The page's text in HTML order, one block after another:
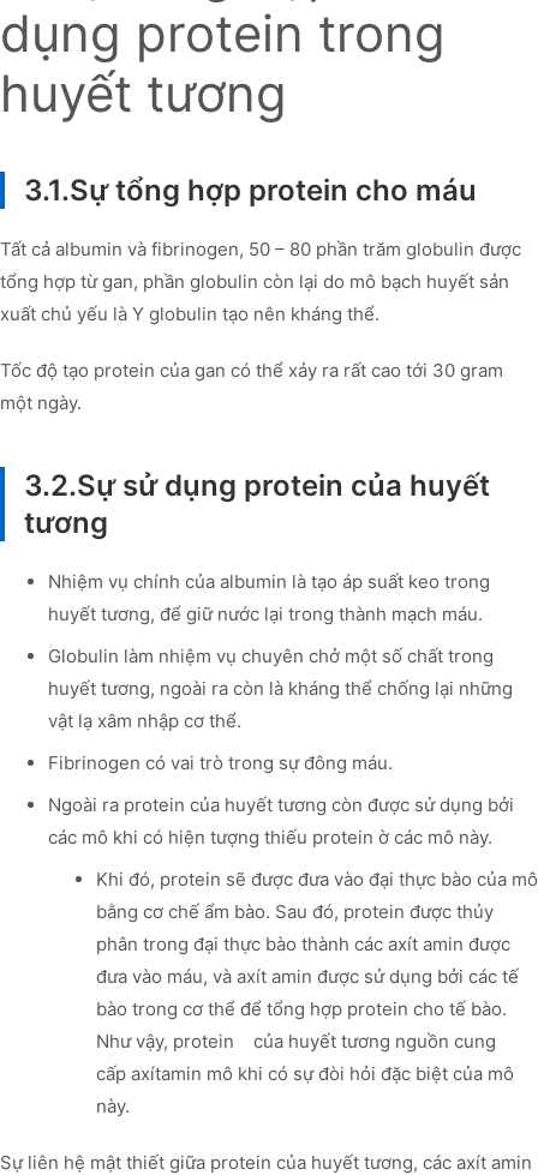
dụng protein trong
huyết tương
3.1.Sự tổng hợp protein cho máu
Tất cả albumin và fibrinogen, 50 – 80 phần trăm globulin được
tổng hợp từ gan, phần globulin còn lại do mô bạch huyết sản
xuất chủ yếu là Y globulin tạo nên kháng thể.
Tốc độ tạo protein của gan có thể xảy ra rất cao tới 30 gram
một ngày.
3.2.Sự sử dụng protein của huyết
tương
Nhiệm vụ chính của albumin là tạo áp suất keo trong
huyết tương, để giữ nước lại trong thành mạch máu.
Globulin làm nhiệm vụ chuyên chở một số chất trong
huyết tương, ngoài ra còn là kháng thể chống lại những
vật lạ xâm nhập cơ thể.
Fibrinogen có vai trò trong sự đông máu.
Ngoài ra protein của huyết tương còn được sử dụng bởi
các mô khi có hiện tượng thiếu protein ờ các mô này.
Khi đó, protein sẽ được đưa vào đại thực bào của mô
bằng cơ chế ẩm bào. Sau đó, protein được thủy
phân trong đại thực bào thành các axít amin được
đưa vào máu, và axít amin được sử dụng bởi các tế
bào trong cơ thể để tổng hợp protein cho tế bào.
Như vậy, protein của huyết tương nguồn cung
cấp axítamin mô khi có sự đòi hỏi đặc biệt của mô
này.
Sự liên hệ mật thiết giữa protein của huyết tương, các axít amin